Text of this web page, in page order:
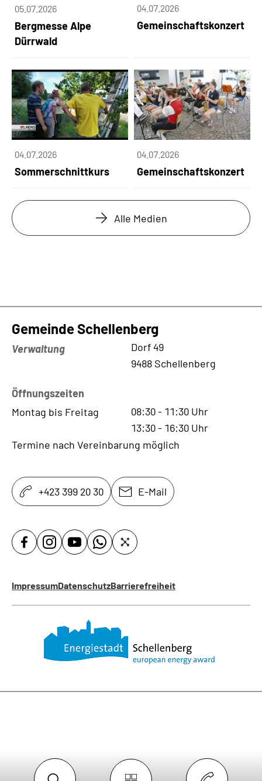
05.07.2026
Bergmesse Alpe
Dürrwald
04.07.2026
Gemeinschaftskonzert
04.07.2026
Sommerschnittkurs
04.07.2026
Gemeinschaftskonzert
Alle Medien
Gemeinde Schellenberg
Verwaltung
Dorf 49
9488 Schellenberg
Öffnungszeiten
Montag bis Freitag
08:30- 11:30 Uhr
13:30- 16:30 Uhr
Termine nach Vereinbarung möglich
+423 399 20 30 E-Mail
ImpressumDatenschutzBarrierefreiheit